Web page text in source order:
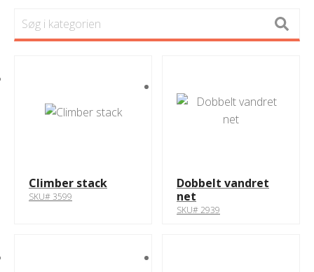
Climber stack
SKU# 3599
Dobbelt vandret
net
SKU# 2939